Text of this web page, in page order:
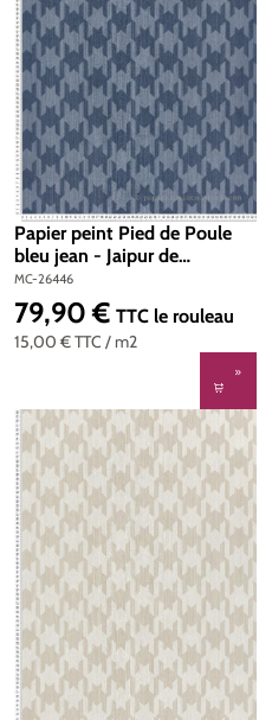
Papier peint Pied de Poule
bleu jean - Jaipur de
Montecolino | Réf. MC-26446
MC-26446
15,00 €TTC / m2
Prix régulier :
79,90 € TTC le rouleau